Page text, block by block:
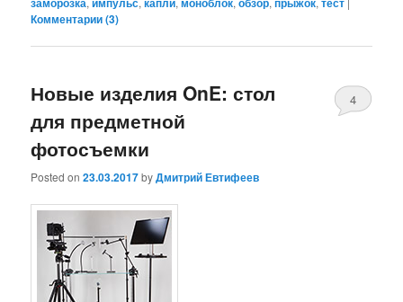
Комментарии (3)
Новые изделия OnE: стол
для предметной
фотосъемки
Posted on23.03.2017byДмитрий Евтифеев
4